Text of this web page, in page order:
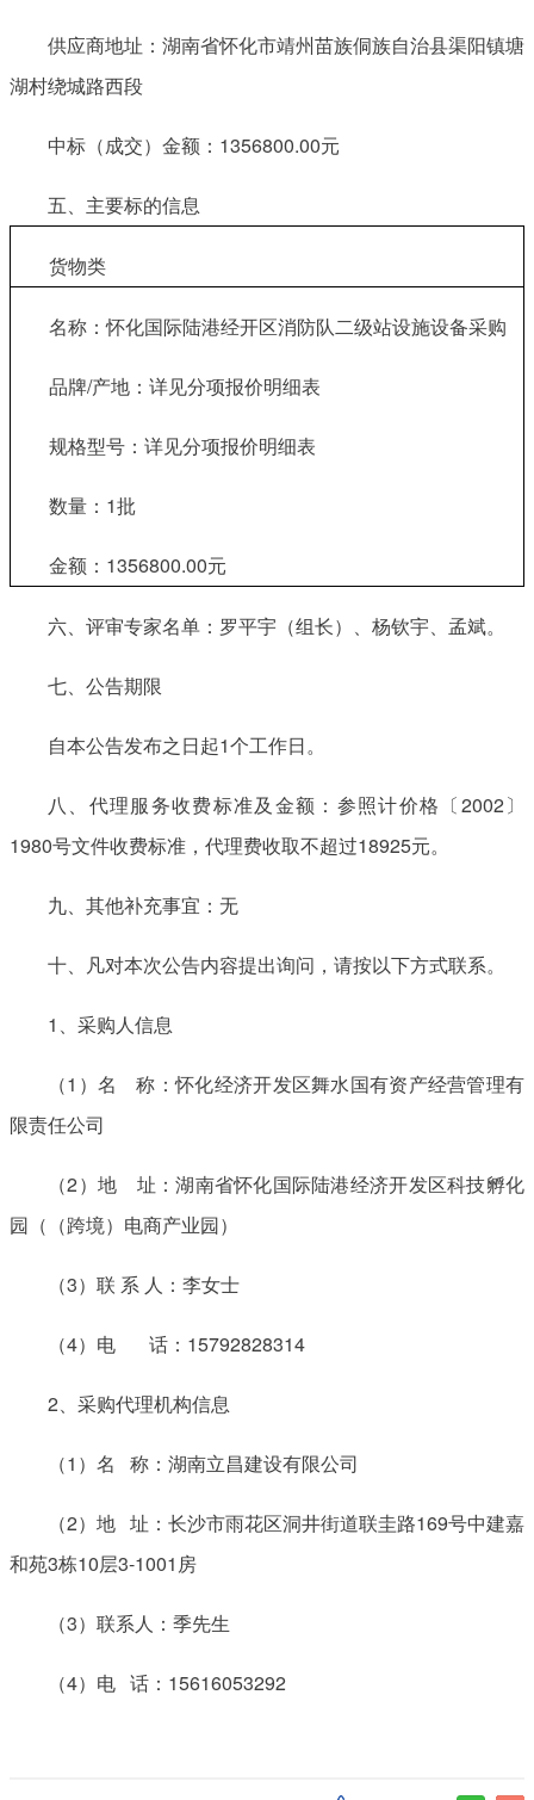
供应商地址：湖南省怀化市靖州苗族侗族自治县渠阳镇塘
湖村绕城路西段
中标（成交）金额：1356800.00元
五、主要标的信息
货物类
名称：怀化国际陆港经开区消防队二级站设施设备采购
品牌/产地：详见分项报价明细表
规格型号：详见分项报价明细表
数量：1批
金额：1356800.00元
六、评审专家名单：罗平宇（组长）、杨钦宇、孟斌。
七、公告期限
自本公告发布之日起1个工作日。
八、代理服务收费标准及金额：参照计价格〔2002〕
1980号文件收费标准，代理费收取不超过18925元。
九、其他补充事宜：无
十、凡对本次公告内容提出询问，请按以下方式联系。
1、采购人信息
（1）名 称：怀化经济开发区舞水国有资产经营管理有
限责任公司
（2）地 址：湖南省怀化国际陆港经济开发区科技孵化
园（（跨境）电商产业园）
（3）联 系 人：李女士
（4）电 话：15792828314
2、采购代理机构信息
（1）名 称：湖南立昌建设有限公司
（2）地 址：长沙市雨花区洞井街道联圭路169号中建嘉
和苑3栋10层3-1001房
（3）联系人：季先生
（4）电 话：15616053292